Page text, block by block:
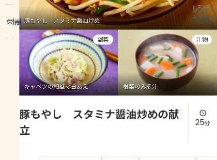
レシピ
トーク
よくあるお問い合わせ
お買い物
AJINOMOTO PARK とは
栄養 豚もやし スタミナ醤油炒め
キャベツの和風マヨあえ
副菜
根菜のみそ汁
汁物
豚もやし スタミナ醤油炒めの献
立
25分